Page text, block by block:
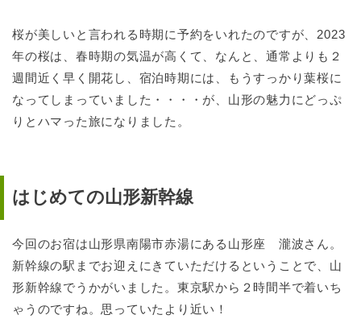
桜が美しいと言われる時期に予約をいれたのですが、2023
年の桜は、春時期の気温が高くて、なんと、通常よりも２
週間近く早く開花し、宿泊時期には、もうすっかり葉桜に
なってしまっていました・・・・が、山形の魅力にどっぷ
りとハマった旅になりました。
はじめての山形新幹線
今回のお宿は山形県南陽市赤湯にある山形座 瀧波さん。
新幹線の駅までお迎えにきていただけるということで、山
形新幹線でうかがいました。東京駅から２時間半で着いち
ゃうのですね。思っていたより近い！